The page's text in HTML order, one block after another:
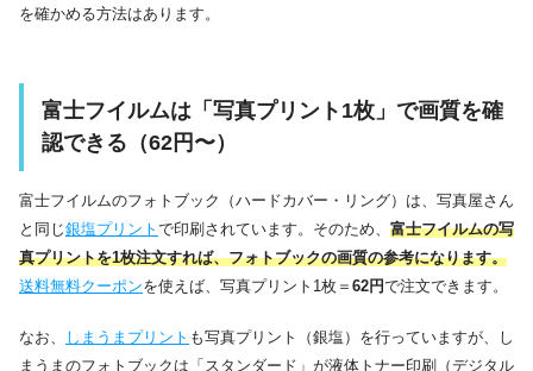
を確かめる方法はあります。
富士フイルムは「写真プリント1枚」で画質を確
認できる（62円〜）
富士フイルムのフォトブック（ハードカバー・リング）は、写真屋さん
と同じ銀塩プリント で印刷されています。そのため、 富士フイルムの写
真プリントを1枚注文すれば、フォトブックの画質の参考になります。
送料無料クーポンを使えば、写真プリント1枚＝ 62円で注文できます。
なお、 しまうまプリント も写真プリント（銀塩）を行っていますが、し
まうまのフォトブックは「スタンダード」が液体トナー印刷（デジタル